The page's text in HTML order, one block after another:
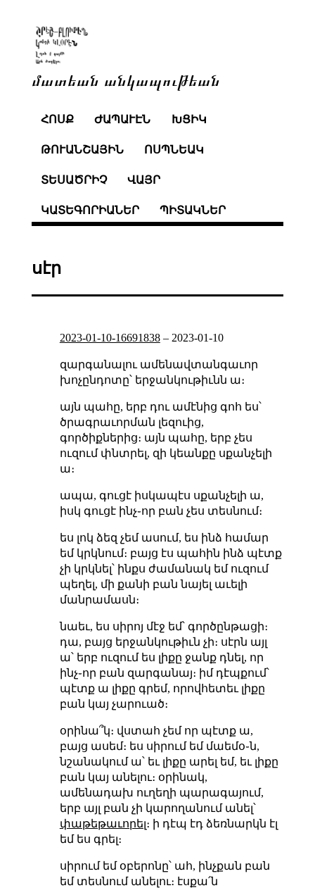
մատեան անկապութեան
ՀՈՍՔ ԺԱՊԱՒԷՆ ԽՑԻԿ
ԹՈՒԱՆՇԱՅԻՆ ՈՍՊՆԵԱԿ
ՏԵՍԱԾՐԻՉ ՎԱՅՐ
ԿԱՏԵԳՈՐԻԱՆԵՐ ՊԻՏԱԿՆԵՐ
սէր
2023-01-10-16691838– 2023-01-10
զարգանալու ամենավտանգաւոր
խոչընդոտը՝ երջանկութիւնն ա։
այն պահը, երբ դու ամէնից գոհ ես՝
ծրագրաւորման լեզուից,
գործիքներից։ այն պահը, երբ չես
ուզում փնտրել, զի կեանքը սքանչելի
ա։
ապա, գուցէ իսկապէս սքանչելի ա,
իսկ գուցէ ինչ֊որ բան չես տեսնում։
ես լոկ ձեզ չեմ ասում, ես ինձ համար
եմ կրկնում։ բայց էս պահին ինձ պէտք
չի կրկնել՝ ինքս ժամանակ եմ ուզում
պեղել, մի քանի բան նայել աւելի
մանրամասն։
նաեւ, ես սիրոյ մէջ եմ՝ գործընթացի։
դա, բայց երջանկութիւն չի։ սէրն այլ
ա՝ երբ ուզում ես լիքը ջանք դնել, որ
ինչ֊որ բան զարգանայ։ իմ դէպքում՝
պէտք ա լիքը գրեմ, որովհետեւ լիքը
բան կայ չարուած։
օրինա՞կ։ վստահ չեմ որ պէտք ա,
բայց ասեմ։ ես սիրում եմ մաեմօ֊ն,
նշանակում ա՝ եւ լիքը արել եմ, եւ լիքը
բան կայ անելու։ օրինակ,
ամենադախ ուղեղի պարագայում,
երբ այլ բան չի կարողանում անել՝
փաթեթաւորել։ ի դէպ էդ ձեռնարկն էլ
եմ ես գրել։
սիրում եմ օբերոնը՝ ահ, ինչքան բան
եմ տեսնում անելու։ էսքա՛ն